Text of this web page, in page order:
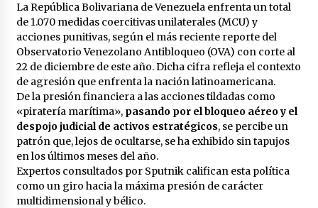
2 días atrás
La solidaridad con Cuba en la picota de Trump-
Rubio
2 días atrás
¿Quién está matando a la moribunda Corte
Penal internacional?
2 días atrás
El Senado argentino define la ley que amplía la
compra de tierras rurales por capitales
extranjeros
La República Bolivariana de Venezuela enfrenta un total
de 1.070 medidas coercitivas unilaterales (MCU) y
acciones punitivas, según el más reciente reporte del
Observatorio Venezolano Antibloqueo (OVA) con corte al
22 de diciembre de este año. Dicha cifra refleja el contexto
de agresión que enfrenta la nación latinoamericana.
De la presión financiera a las acciones tildadas como
«piratería marítima», pasando por el bloqueo aéreo y el
despojo judicial de activos estratégicos, se percibe un
patrón que, lejos de ocultarse, se ha exhibido sin tapujos
en los últimos meses del año.
Expertos consultados por Sputnik califican esta política
como un giro hacia la máxima presión de carácter
multidimensional y bélico.